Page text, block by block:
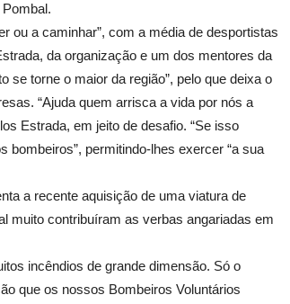
ou a caminhar”, com a média de desportistas
da organização e um dos mentores da
se torne o maior da região”, pelo que deixa o
“Ajuda quem arrisca a vida por nós a
Estrada, em jeito de desafio. “Se isso
bombeiros”, permitindo-lhes exercer “a sua
a recente aquisição de uma viatura de
muito contribuíram as verbas angariadas em
incêndios de grande dimensão. Só o
que os nossos Bombeiros Voluntários